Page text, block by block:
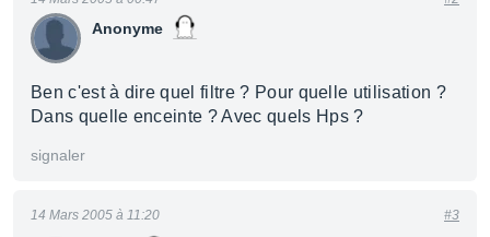
Anonyme
Ben c'est à dire quel filtre ? Pour quelle utilisation ?
Dans quelle enceinte ? Avec quels Hps ?
signaler
14 Mars 2005 à 11:20 #3